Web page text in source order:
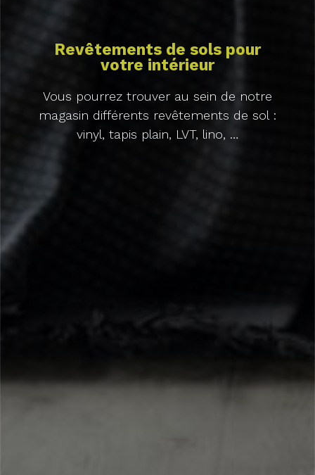
Revêtements de sols pour
votre intérieur
Vous pourrez trouver au sein de notre
magasin différents revêtements de sol :
vinyl, tapis plain, LVT, lino, …